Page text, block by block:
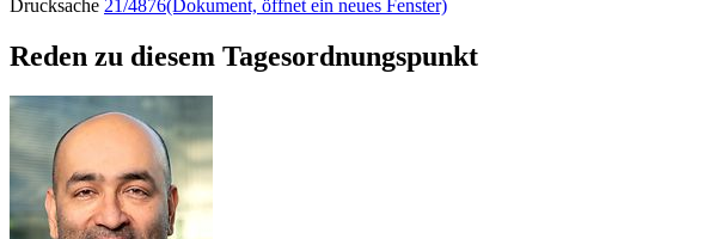
Drucksache 21/4876(Dokument, öffnet ein neues Fenster)
Reden zu diesem Tagesordnungspunkt